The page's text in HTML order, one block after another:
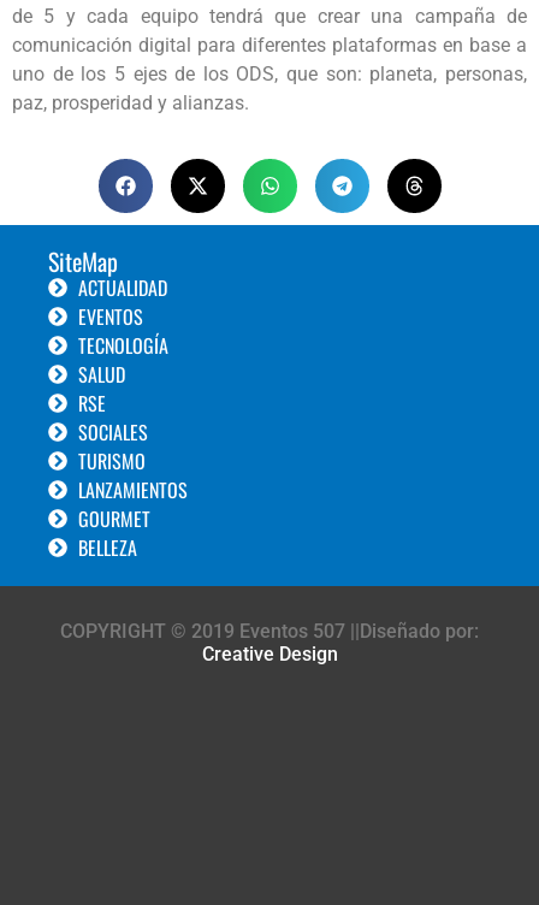
de 5 y cada equipo tendrá que crear una campaña de
comunicación digital para diferentes plataformas en base a
uno de los 5 ejes de los ODS, que son: planeta, personas,
paz, prosperidad y alianzas.
SiteMap
ACTUALIDAD
EVENTOS
TECNOLOGÍA
SALUD
RSE
SOCIALES
TURISMO
LANZAMIENTOS
GOURMET
BELLEZA
COPYRIGHT © 2019 Eventos 507 ||Diseñado por:
Creative Design